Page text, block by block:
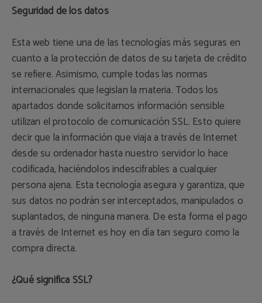
Seguridad de los datos
Esta web tiene una de las tecnologías más seguras en
cuanto a la protección de datos de su tarjeta de crédito
se refiere. Asimismo, cumple todas las normas
internacionales que legislan la materia. Todos los
apartados donde solicitamos información sensible
utilizan el protocolo de comunicación SSL. Esto quiere
decir que la información que viaja a través de Internet
desde su ordenador hasta nuestro servidor lo hace
codificada, haciéndolos indescifrables a cualquier
persona ajena. Esta tecnología asegura y garantiza, que
sus datos no podrán ser interceptados, manipulados o
suplantados, de ninguna manera. De esta forma el pago
a través de Internet es hoy en día tan seguro como la
compra directa.
¿Qué significa SSL?